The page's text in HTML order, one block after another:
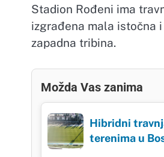
Stadion Rođeni ima
izgrađena mala istočna
zapadna tribina.
Možda Vas zanima
Hibridni
terenima u